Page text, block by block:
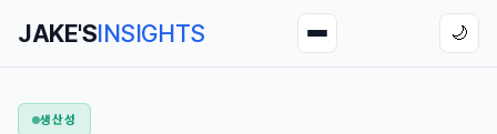
JAKE'SINSIGHTS 🌙
생산성